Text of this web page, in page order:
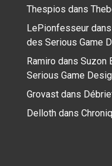
Thespios dans
LePionfesseur dans
des Serious Game
Ramiro dans Suzon
Serious Game
Grovast dans
Delloth dans